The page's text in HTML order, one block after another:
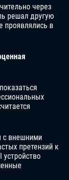
через
решал другую
проявлялись в
с внешними
претензий к
устройство